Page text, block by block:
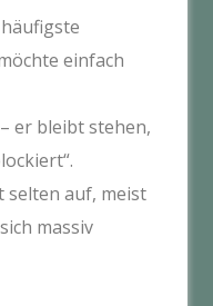
einfach
er bleibt stehen,
auf, meist
massiv